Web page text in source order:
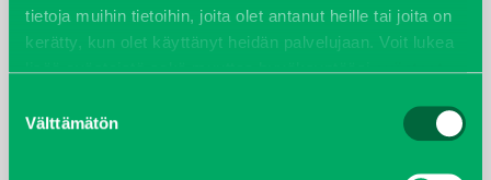
tietoja muihin tietoihin, joita olet antanut heille tai joita on
kerätty, kun olet käyttänyt heidän palvelujaan. Voit lukea
lisää evästeistä sekä muuttaa hyväksyntääsievästeet
valinta
Välttämätön
lokakuu 2021